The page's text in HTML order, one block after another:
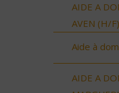
AIDE A
AVEN (H/F)
Aide à
AIDE A